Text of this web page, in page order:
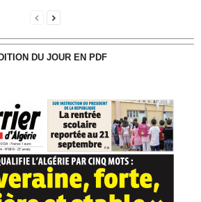
DU JOUR EN PDF